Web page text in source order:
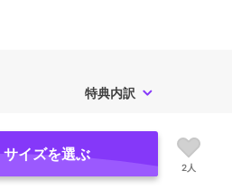
特典内訳
イズを選ぶ
2人